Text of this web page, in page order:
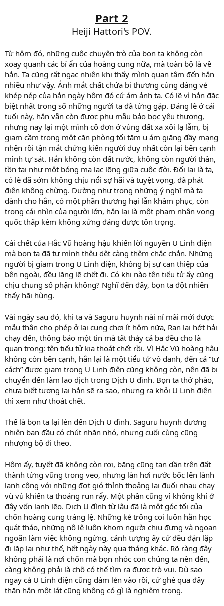
Part 2
Heiji Hattori's POV.
Từ hôm đó, những cuộc chuyện trò của bọn ta không còn
xoay quanh các bí ẩn của hoàng cung nữa, mà toàn bộ là về
hắn. Ta cũng rất ngạc nhiên khi thấy mình quan tâm đến hắn
nhiều như vậy. Ánh mắt chất chứa bi thương cùng dáng vẻ
khép nép của hắn ngày hôm đó cứ ám ảnh ta. Có lẽ vì hắn đặc
biệt nhất trong số những người ta đã từng gặp. Đáng lẽ ở cái
tuổi này, hắn vẫn còn được phụ mẫu bảo bọc yêu thương,
nhưng nay lại một mình cô đơn ở vùng đất xa xôi lạ lẫm, bị
giam cầm trong một căn phòng tối tăm u ám giăng đầy mạng
nhện rồi tận mắt chứng kiến người duy nhất còn lại bên cạnh
mình tự sát. Hắn không còn đất nước, không còn người thân,
tồn tại như một bóng ma lạc lõng giữa cuộc đời. Đổi lại là ta,
có lẽ đã sớm không chịu nổi sợ hãi và tuyệt vọng, đã phát
điên không chừng. Dường như trong những ý nghĩ mà ta
dành cho hắn, có một phần thương hại lẫn khâm phục, còn
trong cái nhìn của người lớn, hắn lại là một phạm nhân vong
quốc thấp kém không xứng đáng được tôn trọng.
Cái chết của Hắc Vũ hoàng hậu khiến lời nguyền U Linh điện
mà bọn ta đã tự mình thêu dệt càng thêm chắc chắn. Những
người bị giam trong U Linh điện, không bị sự can thiệp của
bên ngoài, đều lặng lẽ chết đi. Có khi nào tên tiểu tử ấy cũng
chịu chung số phận không? Nghĩ đến đây, bọn ta đột nhiên
thấy hãi hùng.
Vài ngày sau đó, khi ta và Saguru huynh nài nỉ mãi mới được
mẫu thân cho phép ở lại cung chơi ít hôm nữa, Ran lại hớt hải
chạy đến, thông báo một tin mà tất thảy cả ba đều cho là
quan trọng: tên tiểu tử kia thoát chết rồi. Vì Hắc Vũ hoàng hậu
không còn bên cạnh, hắn lại là một tiểu tử vô danh, đến cả “tư
cách” được giam trong U Linh điện cũng không còn, nên đã bị
chuyển đến làm lao dịch trong Dịch U đình. Bọn ta thở phào,
chưa biết tương lai hắn sẽ ra sao, nhưng ra khỏi U Linh điện
thì xem như thoát chết.
Thế là bọn ta lại lén đến Dịch U đình. Saguru huynh đương
nhiên ban đầu có chút nhăn nhó, nhưng cuối cùng cũng
nhượng bộ đi theo.
Hôm ấy, tuyết đã không còn rơi, băng cũng tan dần trên đất
thành từng vũng trong veo, nhưng làn hơi nước bốc lên lành
lạnh cộng với những đợt gió thỉnh thoảng lại đuổi nhau chạy
vù vù khiến ta thoáng run rẩy. Một phần cũng vì không khí ở
đây vốn lạnh lẽo. Dịch U đình từ lâu đã là một góc tối của
chốn hoàng cung tráng lệ. Những kẻ trông coi luôn hằn học
quát tháo, những nô lệ luôn khom người chịu đựng và ngoan
ngoãn làm việc không ngừng, cảnh tượng ấy cứ đều đặn lặp
đi lặp lại như thế, hết ngày này qua tháng khác. Rõ ràng đây
không phải là nơi chốn mà bọn nhóc con chúng ta nên đến,
càng không phải là chỗ có thể tìm ra được trò vui. Dù sao
ngay cả U Linh điện cũng dám lẻn vào rồi, cứ ghé qua đây
thăn hắn một lát cũng không có gì là nghiêm trọng.